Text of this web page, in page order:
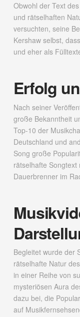
Obwohl der Text
und rätselhaften
versuchten, seine
Kershaw selbst,
und eher als
Erfolg
Nach seiner
große Bekanntheit
Top-10 der
Deutschland und
Song große
rätselhafte Songtext
Dauerbrenner im
Begleitet wurde der
rätselhafte Natur
in einer Reihe von
mysteriösen Aura
dazu bei, die
auf